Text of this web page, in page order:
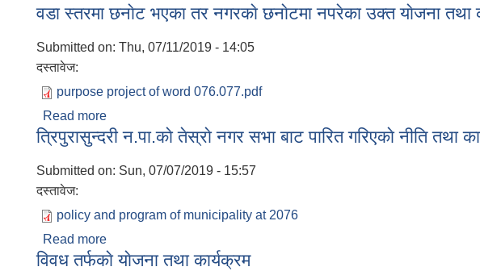
वडा स्तरमा छनाेट भएका तर नगरकाे छनाेटमा नपरेका उक्त याेजना तथा
Submitted on: Thu, 07/11/2019 - 14:05
दस्तावेज:
purpose project of word 076.077.pdf
Read more
त्रिपुरासुन्दरी न.पा.काे तेस्राे नगर सभा बाट पारित गरिएकाे नीति तथा
Submitted on: Sun, 07/07/2019 - 15:57
दस्तावेज:
policy and program of municipality at 2076
Read more
विवध तर्फकाे याेजना तथा कार्यक्रम